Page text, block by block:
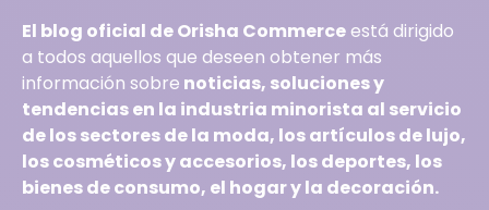
El blog oficial de Orisha Commerceestá dirigido
a todos aquellos que deseen obtener más
información sobre noticias, soluciones y
tendencias en la industria minorista al servicio
de los sectores de la moda, los artículos de lujo,
los cosméticos y accesorios, los deportes, los
bienes de consumo, el hogar y la decoración.